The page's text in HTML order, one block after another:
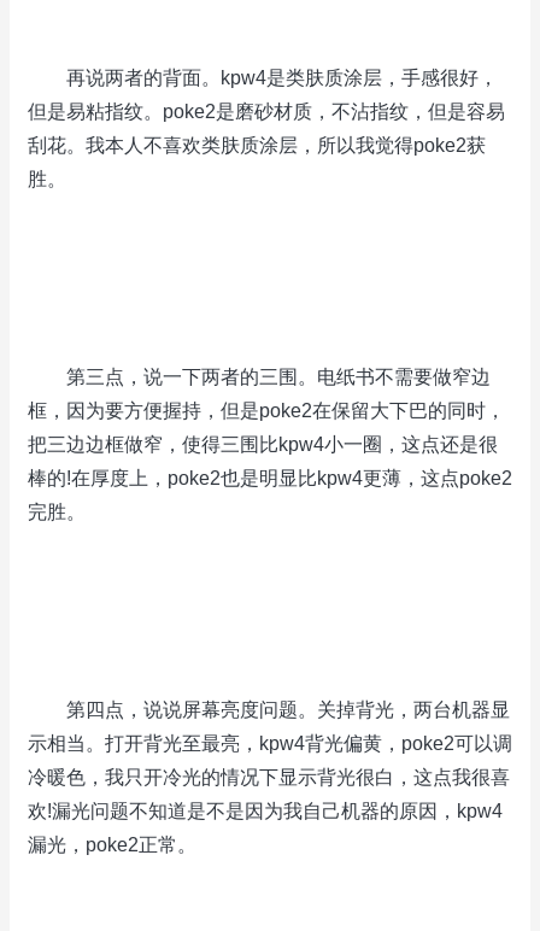
再说两者的背面。kpw4是类肤质涂层，手感很好，
但是易粘指纹。poke2是磨砂材质，不沾指纹，但是容易
刮花。我本人不喜欢类肤质涂层，所以我觉得poke2获
胜。
第三点，说一下两者的三围。电纸书不需要做窄边
框，因为要方便握持，但是poke2在保留大下巴的同时，
把三边边框做窄，使得三围比kpw4小一圈，这点还是很
棒的!在厚度上，poke2也是明显比kpw4更薄，这点poke2
完胜。
第四点，说说屏幕亮度问题。关掉背光，两台机器显
示相当。打开背光至最亮，kpw4背光偏黄，poke2可以调
冷暖色，我只开冷光的情况下显示背光很白，这点我很喜
欢!漏光问题不知道是不是因为我自己机器的原因，kpw4
漏光，poke2正常。